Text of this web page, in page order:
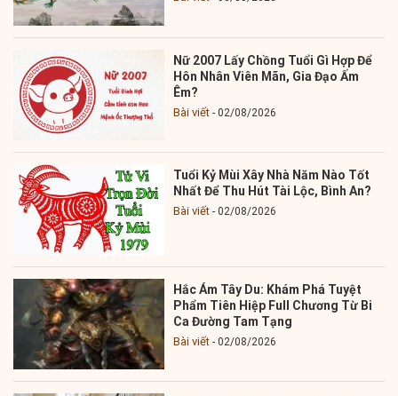
Nữ 2007 Lấy Chồng Tuổi Gì Hợp Để
Hôn Nhân Viên Mãn, Gia Đạo Ấm
Êm?
Bài viết 02/08/2026
Tuổi Kỷ Mùi Xây Nhà Năm Nào Tốt
Nhất Để Thu Hút Tài Lộc, Bình An?
Bài viết 02/08/2026
Hắc Ám Tây Du: Khám Phá Tuyệt
Phẩm Tiên Hiệp Full Chương Từ Bi
Ca Đường Tam Tạng
Bài viết 02/08/2026